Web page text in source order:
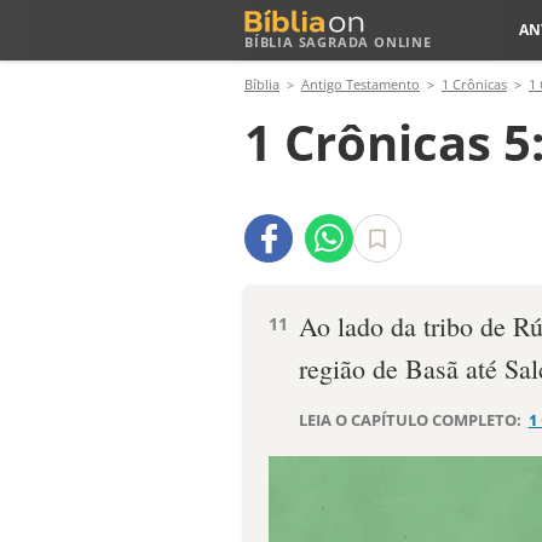
BÍBLIA SAGRADA ONLINE
Bíblia Antigo Testamento 1 Crônicas 1
1 Crônicas
11 Ao lado da tribo de
região de Basã até
LEIA O CAPÍTULO COMPLETO: 1